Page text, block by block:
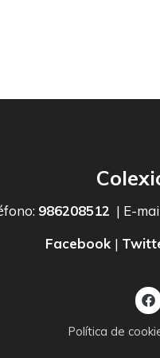
986208512 | E-
Facebook |
Política de